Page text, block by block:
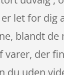
let for dig
blandt de
varer, der
du uden